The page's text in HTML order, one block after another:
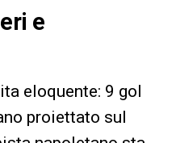
e
eloquente: 9 gol
proiettato sul